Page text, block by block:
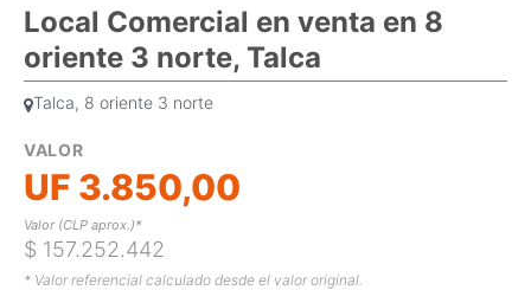
Local Comercial en venta en 8
oriente 3 norte, Talca
Talca, 8 oriente 3 norte
VALOR
UF 3.850,00
Valor (CLP aprox.)*
$ 157.252.442
* Valor referencial calculado desde el valor original.